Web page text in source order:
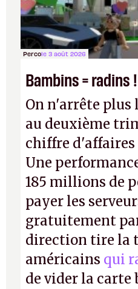
Percole 3 août 2026
Bambins = radins !
On n'arrête
au deuxième
chiffre d'affaires
Une
185 millions de
payer les
gratuitement
direction tire la
américains qui
de vider la carte